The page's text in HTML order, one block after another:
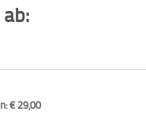
€ 29,00